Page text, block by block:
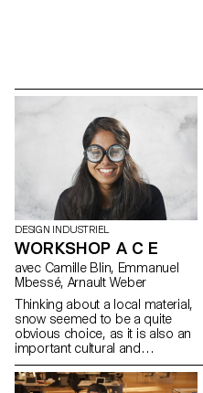
matériaux utilisés, leurs
mise en oeuvre.
DESIGN INDUSTRIEL
WORKSHOP A C E
avec Camille Blin, Emmanuel
Mbessé, Arnault Weber
Thinking about a local material,
snow seemed to be a quite
obvious choice, as it is also an
important cultural and
economical aspect for
Switzerland. When the snow